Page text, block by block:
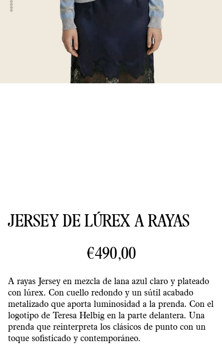
JERSEY DE LÚREX A RAYAS
€490,00
A rayas Jersey en mezcla de lana azul claro y plateado
con lúrex. Con cuello redondo y un sútil acabado
metalizado que aporta luminosidad a la prenda. Con el
logotipo de Teresa Helbig en la parte delantera. Una
prenda que reinterpreta los clásicos de punto con un
toque sofisticado y contemporáneo.